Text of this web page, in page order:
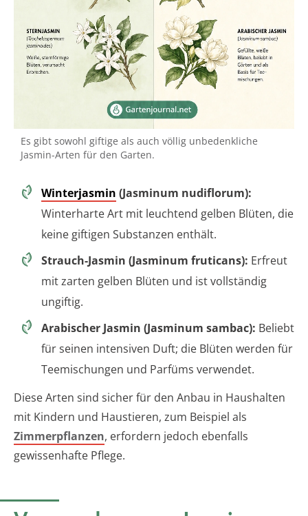
Es gibt sowohl giftige als auch völlig unbedenkliche
Jasmin-Arten für den Garten.
Winterjasmin (Jasminum nudiflorum):
Winterharte Art mit leuchtend gelben Blüten, die
keine giftigen Substanzen enthält.
Strauch-Jasmin (Jasminum fruticans): Erfreut
mit zarten gelben Blüten und ist vollständig
ungiftig.
Arabischer Jasmin (Jasminum sambac): Beliebt
für seinen intensiven Duft; die Blüten werden für
Teemischungen und Parfüms verwendet.
Diese Arten sind sicher für den Anbau in Haushalten
mit Kindern und Haustieren, zum Beispiel als
Zimmerpflanzen, erfordern jedoch ebenfalls
gewissenhafte Pflege.